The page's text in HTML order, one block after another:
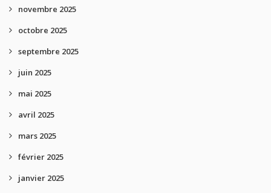
novembre 2025
octobre 2025
septembre 2025
juin 2025
mai 2025
avril 2025
mars 2025
février 2025
janvier 2025